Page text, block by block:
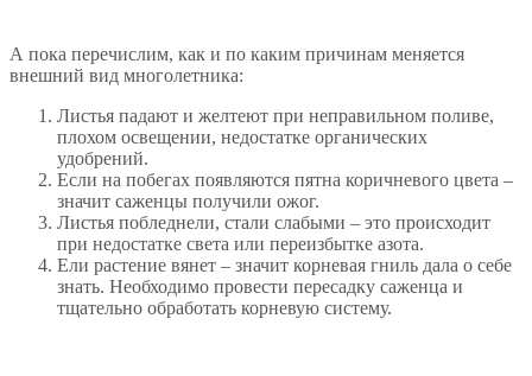
А пока перечислим, как и по каким причинам меняется
внешний вид многолетника:
Листья падают и желтеют при неправильном поливе,
плохом освещении, недостатке органических
удобрений.
Если на побегах появляются пятна коричневого цвета –
значит саженцы получили ожог.
Листья побледнели, стали слабыми – это происходит
при недостатке света или переизбытке азота.
Ели растение вянет – значит корневая гниль дала о себе
знать. Необходимо провести пересадку саженца и
тщательно обработать корневую систему.